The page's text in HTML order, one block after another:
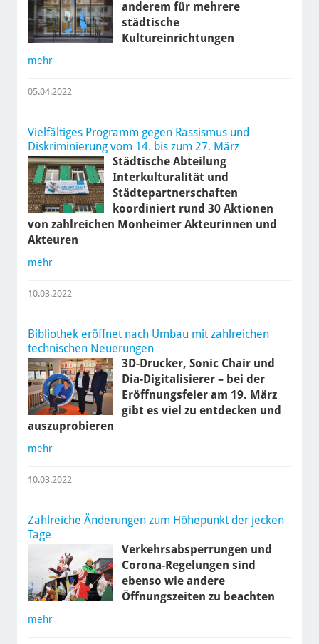
anderem für mehrere
städtische
Kultureinrichtungen
mehr
05.04.2022
Vielfältiges Programm gegen Rassismus und
Diskriminierung vom 14. bis zum 27. März
Städtische Abteilung
Interkulturalität und
Städtepartnerschaften
koordiniert rund 30 Aktionen
von zahlreichen Monheimer Akteurinnen und
Akteuren
mehr
10.03.2022
Bibliothek eröffnet nach Umbau mit zahlreichen
technischen Neuerungen
3D-Drucker, Sonic Chair und
Dia-Digitalisierer – bei der
Eröffnungsfeier am 19. März
gibt es viel zu entdecken und
auszuprobieren
mehr
10.03.2022
Zahlreiche Änderungen zum Höhepunkt der jecken
Tage
Verkehrsabsperrungen und
Corona-Regelungen sind
ebenso wie andere
Öffnungszeiten zu beachten
mehr